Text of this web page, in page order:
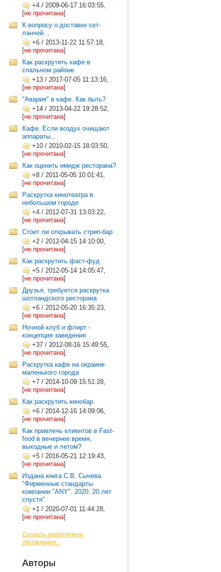
+4 / 2009-06-17 16:03:55,
[не прочитана]
К вопросу о доставке сет-
ланчей...
+6 / 2013-11-22 11:57:18,
[не прочитана]
Как раскрутить кафе в
спальном районе
+13 / 2017-07-05 11:13:16,
[не прочитана]
"Авария" в кафе. Как быть?
+14 / 2013-04-22 19:28:52,
[не прочитана]
Кафе. Если воздух очищают
аппараты...
+10 / 2010-02-15 18:03:50,
[не прочитана]
Как оценить имидж ресторана?
+8 / 2011-05-05 10:01:41,
[не прочитана]
Раскрутка кинотеатра в
небольшом городе
+4 / 2012-07-31 13:03:22,
[не прочитана]
Стоит ли открывать стрип-бар
+2 / 2012-04-15 14:10:00,
[не прочитана]
Как раскрутить фаст-фуд
+5 / 2012-05-14 14:05:47,
[не прочитана]
Друзья, требуется раскрутка
шотландского ресторана
+6 / 2012-05-20 16:35:23,
[не прочитана]
Ночной клуб и флирт -
концепция заведения
+37 / 2012-08-16 15:49:55,
[не прочитана]
Раскрутка кафе на окраине
маленького города
+7 / 2014-10-09 15:51:28,
[не прочитана]
Как раскрутить кинобар
+6 / 2014-12-16 14:09:06,
[не прочитана]
Как привлечь клиентов в Fast-
food в вечернее время,
выходные и летом?
+5 / 2016-05-21 12:19:43,
[не прочитана]
Издана книга С.В. Сычева
"Фирменные стандарты
компании "ANY". 2020. 20 лет
спустя"
+1 / 2020-07-01 11:44:28,
[не прочитана]
Создать аналогичное
обсуждение...
Авторы